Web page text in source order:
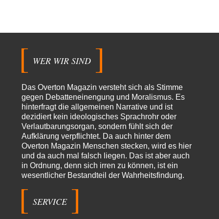
Danke für den Text, Russischer Hacker. Gut zusammengefasst. @Dirty
Trilexvor 9 Stunden zu:
Ein Bild der Friedensbewegung
Interaktion. Wir waren zu…
PaulKehlvor 14 Stunden zu:
Wacht Deutschland nun in dem Krieg auf, den es seit Jahren
maßgeblich unterstützt?
Ich tippe auf die Ukros. Für solche James Bond-Aktionen ist der VS zu
tappsig. Bei…
sylvainvor 22 Stunden zu:
Rechts- oder Linksträger?
Danke für den Link. Ich vertraue ja der Wissenschaft, wissen Sie? Und da
Theo Noestontovor 1 Tag zu:
Die Westbank in New York
WER WIR SIND
Das Overton Magazin versteht sich als Stimme
gegen Debatteneinengung und Moralismus. Es
hinterfragt die allgemeinen Narrative und ist
dezidiert kein ideologisches Sprachrohr oder
Verlautbarungsorgan, sondern fühlt sich der
Aufklärung verpflichtet. Da auch hinter dem
Overton Magazin Menschen stecken, wird es hier
und da auch mal falsch liegen. Das ist aber auch
in Ordnung, denn sich irren zu können, ist ein
wesentlicher Bestandteil der Wahrheitsfindung.
SERVICE